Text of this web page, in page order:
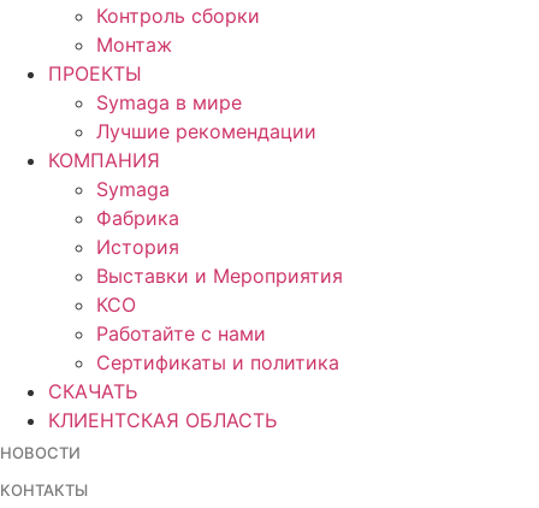
Контроль сборки
Монтаж
ПРОЕКТЫ
Symaga в мире
Лучшие рекомендации
КОМПАНИЯ
Symaga
Фабрика
История
Выставки и Мероприятия
КСО
Работайте с нами
Сертификаты и политика
СКАЧАТЬ
КЛИЕНТСКАЯ ОБЛАСТЬ
НОВОСТИ
КОНТАКТЫ